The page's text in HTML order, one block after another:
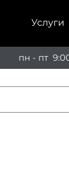
Услуги
пн - пт